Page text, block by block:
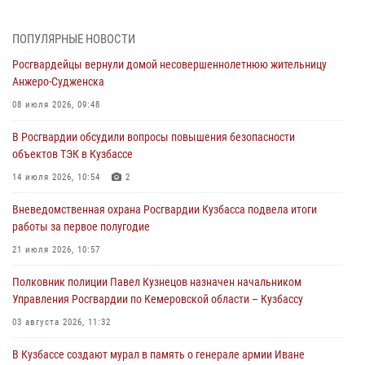
07 августа 2026, 05:32
С 1 сентября 2026 года вступает в силу новый федеральный закон о
частной охранной деятельности
06 августа 2026, 10:19
Росгвардейцы задержали предполагаемого виновника причинения
ножевого ранения кемеровчанину
06 августа 2026, 09:18
Росгвардейцы задержали мужчину, повредившего имущество
горожанки
06 августа 2026, 08:17
Росгвардейцы пресекли противоправные действия и защитили
новокузнечанку от агрессивного знакомого
06 августа 2026, 07:16
ПОПУЛЯРНЫЕ НОВОСТИ
Росгвардейцы вернули домой несовершеннолетнюю жительницу
Анжеро-Судженска
08 июля 2026, 09:48
В Росгвардии обсудили вопросы повышения безопасности
объектов ТЭК в Кузбассе
14 июля 2026, 10:54 2
Вневедомственная охрана Росгвардии Кузбасса подвела итоги
работы за первое полугодие
21 июля 2026, 10:57
Полковник полиции Павел Кузнецов назначен начальником
Управления Росгвардии по Кемеровской области – Кузбассу
03 августа 2026, 11:32
В Кузбассе создают мурал в память о генерале армии Иване